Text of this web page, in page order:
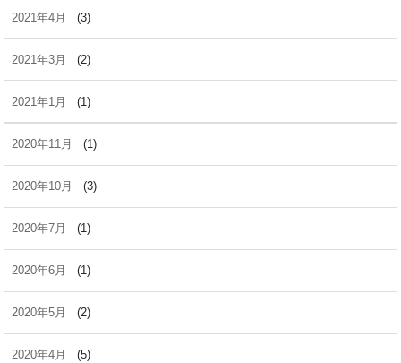
2021年4月 (3)
2021年3月 (2)
2021年1月 (1)
2020年11月 (1)
2020年10月 (3)
2020年7月 (1)
2020年6月 (1)
2020年5月 (2)
2020年4月 (5)